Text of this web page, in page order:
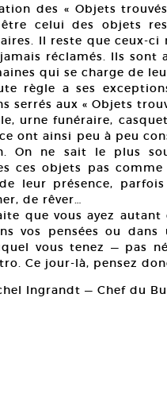
des « Objets
celui des objets
Il reste que ceux-
réclamés. Ils
qui se charge de
règle a ses
serrés aux « Objets
urne funéraire,
ont ainsi peu à peu
On ne sait le plus
ces objets pas
leur présence,
de rêver…
que vous ayez
vos pensées ou
vous tenez — pas
Ce jour-là, pensez
Ingrandt — Chef du